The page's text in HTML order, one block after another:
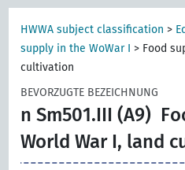
HWWA subject classification >
supply in the WoWar I > Food
cultivation
BEVORZUGTE BEZEICHNUNG
n Sm501.III (A9)
World War I, land